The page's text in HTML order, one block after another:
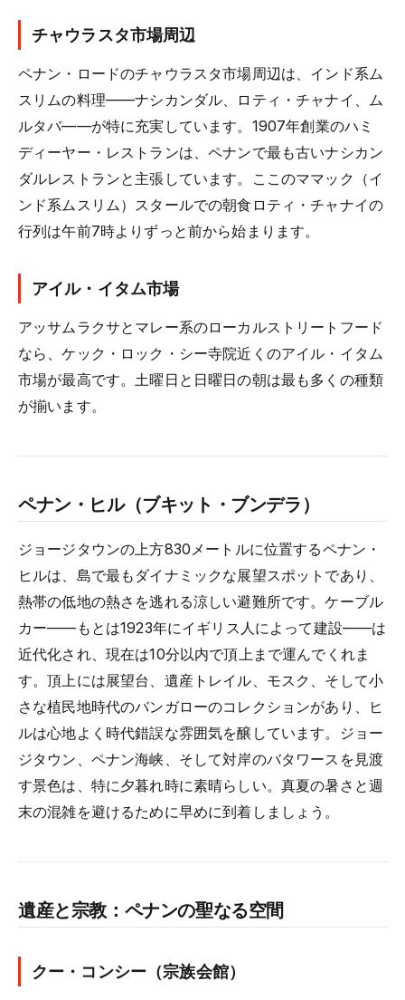
チャウラスタ市場周辺
ペナン・ロードのチャウラスタ市場周辺は、インド系ム
スリムの料理——ナシカンダル、ロティ・チャナイ、ム
ルタバ——が特に充実しています。1907年創業のハミ
ディーヤー・レストランは、ペナンで最も古いナシカン
ダルレストランと主張しています。ここのママック（イ
ンド系ムスリム）スタールでの朝食ロティ・チャナイの
行列は午前7時よりずっと前から始まります。
アイル・イタム市場
アッサムラクサとマレー系のローカルストリートフード
なら、ケック・ロック・シー寺院近くのアイル・イタム
市場が最高です。土曜日と日曜日の朝は最も多くの種類
が揃います。
ペナン・ヒル（ブキット・ブンデラ）
ジョージタウンの上方830メートルに位置するペナン・
ヒルは、島で最もダイナミックな展望スポットであり、
熱帯の低地の熱さを逃れる涼しい避難所です。ケーブル
カー——もとは1923年にイギリス人によって建設——は
近代化され、現在は10分以内で頂上まで運んでくれま
す。頂上には展望台、遺産トレイル、モスク、そして小
さな植民地時代のバンガローのコレクションがあり、ヒ
ルは心地よく時代錯誤な雰囲気を醸しています。ジョー
ジタウン、ペナン海峡、そして対岸のバタワースを見渡
す景色は、特に夕暮れ時に素晴らしい。真夏の暑さと週
末の混雑を避けるために早めに到着しましょう。
遺産と宗教：ペナンの聖なる空間
クー・コンシー（宗族会館）